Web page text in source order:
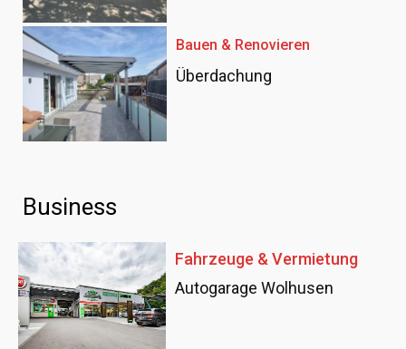
Bauen & Renovieren
Überdachung
Business
Fahrzeuge & Vermietung
Autogarage Wolhusen